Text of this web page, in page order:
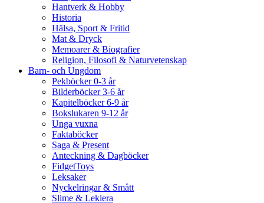
Hantverk & Hobby
Historia
Hälsa, Sport & Fritid
Mat & Dryck
Memoarer & Biografier
Religion, Filosofi & Naturvetenskap
Barn- och Ungdom
Pekböcker 0-3 år
Bilderböcker 3-6 år
Kapitelböcker 6-9 år
Bokslukaren 9-12 år
Unga vuxna
Faktaböcker
Saga & Present
Anteckning & Dagböcker
FidgetToys
Leksaker
Nyckelringar & Smått
Slime & Leklera